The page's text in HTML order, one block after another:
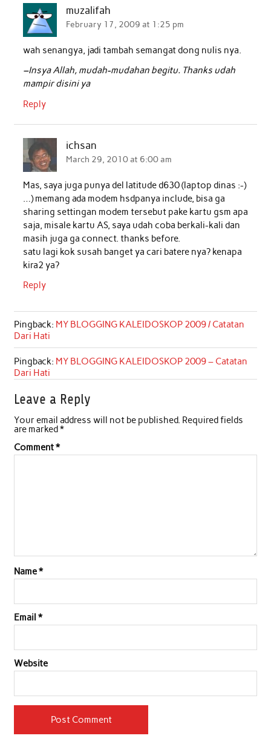
muzalifah
February 17, 2009 at 1:25 pm
wah senangya, jadi tambah semangat dong nulis nya.
–Insya Allah, mudah-mudahan begitu. Thanks udah
mampir disini ya
Reply
ichsan
March 29, 2010 at 6:00 am
Mas, saya juga punya del latitude d630 (laptop dinas :-)
…) memang ada modem hsdpanya include, bisa ga
sharing settingan modem tersebut pake kartu gsm apa
saja, misale kartu AS, saya udah coba berkali-kali dan
masih juga ga connect. thanks before.
satu lagi kok susah banget ya cari batere nya? kenapa
kira2 ya?
Reply
Pingback: MY BLOGGING KALEIDOSKOP 2009 / Catatan
Dari Hati
Pingback: MY BLOGGING KALEIDOSKOP 2009 – Catatan
Dari Hati
Leave a Reply
Your email address will not be published. Required fields
are marked*
Comment*
Name*
Email *
Website